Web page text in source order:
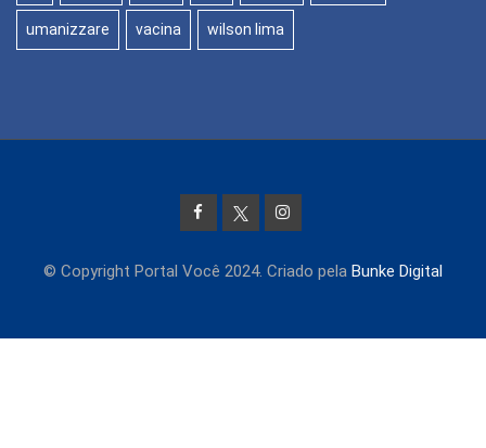
umanizzare vacina wilson lima
© Copyright Portal Você 2024. Criado pela Bunke Digital